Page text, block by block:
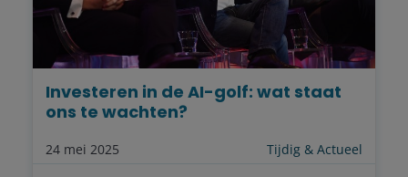
24 mei 2025 Tijdig & Actueel
Investeren in de AI-golf: wat staat
ons te wachten?